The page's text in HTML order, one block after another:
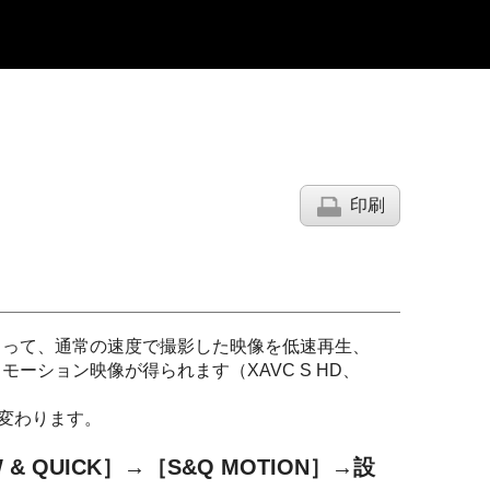
印刷
て、通常の速度で撮影した映像を低速再生、
ーション映像が得られます（XAVC S HD、
わります。
& QUICK］→［S&Q MOTION］→設